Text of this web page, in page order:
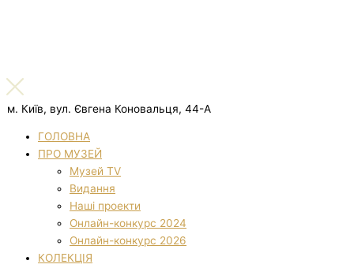
м. Київ, вул. Євгена Коновальця, 44-А
ГОЛОВНА
ПРО МУЗЕЙ
Музей TV
Видання
Наші проекти
Онлайн-конкурс 2024
Онлайн-конкурс 2026
КОЛЕКЦІЯ